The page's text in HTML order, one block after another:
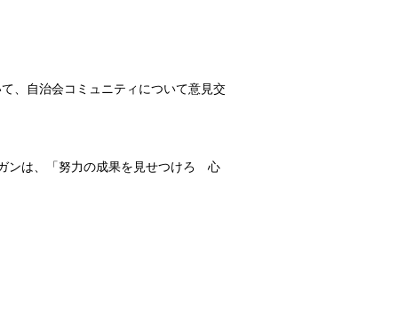
、自治会コミュニティについて意見交
ンは、「努力の成果を見せつけろ 心